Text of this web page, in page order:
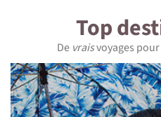
Top
De vraisvoyages